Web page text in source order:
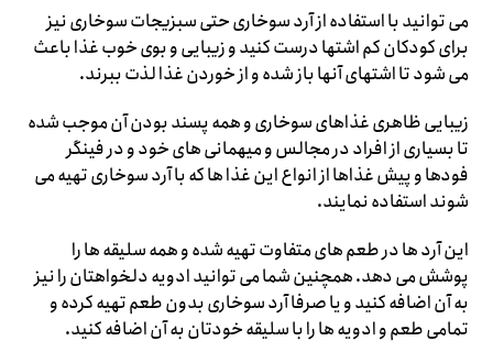
می توانید با استفاده از آرد سوخاری حتی سبزیجات سوخاری نیز
برای کودکان کم اشتها درست کنید و زیبایی و بوی خوب غذا باعث
می شود تا اشتهای آنها باز شده و از خوردن غذا لذت ببرند.
زیبایی ظاهری غذاهای سوخاری و همه پسند بودن آن موجب شده
تا بسیاری از افراد در مجالس و میهمانی های خود و در فینگر
فودها و پیش غذاها از انواع این غذا ها که با آرد سوخاری تهیه می
شوند استفاده نمایند.
این آرد ها در طعم های متفاوت تهیه شده و همه سلیقه ها را
پوشش می دهد. همچنین شما می توانید ادویه دلخواهتان را نیز
به آن اضافه کنید و یا صرفا آرد سوخاری بدون طعم تهیه کرده و
تمامی طعم و ادویه ها را با سلیقه خودتان به آن اضافه کنید.